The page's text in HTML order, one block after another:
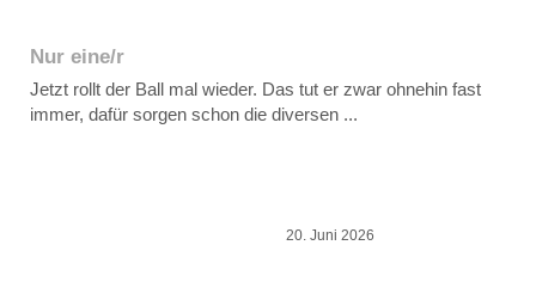
Nur eine/r
Jetzt rollt der Ball mal wieder. Das tut er zwar ohnehin fast
immer, dafür sorgen schon die diversen ...
20. Juni 2026